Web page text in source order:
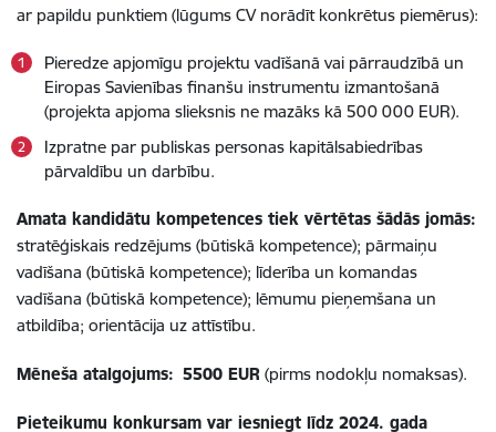
ar papildu punktiem (lūgums CV norādīt konkrētus piemērus):
Pieredze apjomīgu projektu vadīšanā vai pārraudzībā un
Eiropas Savienības finanšu instrumentu izmantošanā
(projekta apjoma slieksnis ne mazāks kā 500 000 EUR).
Izpratne par publiskas personas kapitālsabiedrības
pārvaldību un darbību.
Amata kandidātu kompetences tiek vērtētas šādās jomās:
stratēģiskais redzējums (būtiskā kompetence); pārmaiņu
vadīšana (būtiskā kompetence); līderība un komandas
vadīšana (būtiskā kompetence); lēmumu pieņemšana un
atbildība; orientācija uz attīstību.
Mēneša atalgojums: 5500 EUR (pirms nodokļu nomaksas).
Pieteikumu konkursam var iesniegt līdz 2024. gada